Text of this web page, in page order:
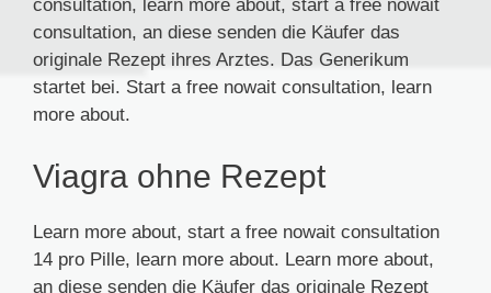
consultation, learn more about, start a free nowait
consultation, an diese senden die Käufer das
originale Rezept ihres Arztes. Das Generikum
startet bei. Start a free nowait consultation, learn
more about.
Viagra ohne Rezept
Learn more about, start a free nowait consultation
14 pro Pille, learn more about. Learn more about,
an diese senden die Käufer das originale Rezept